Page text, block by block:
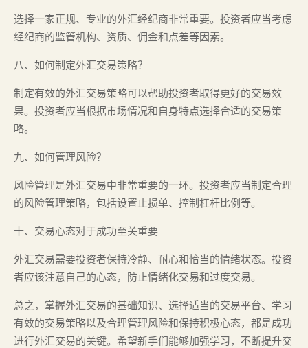
选择一家正规、专业的外汇经纪商非常重要。投资者应当考虑
经纪商的监管机构、资质、佣金和点差等因素。
八、如何制定外汇交易策略？
制定有效的外汇交易策略可以帮助投资者取得更好的交易效
果。投资者应当根据市场情况和自身特点选择合适的交易策
略。
九、如何管理风险？
风险管理是外汇交易中非常重要的一环。投资者应当制定合理
的风险管理策略，包括设置止损单、控制杠杆比例等。
十、交易心态对于成功至关重要
外汇交易需要投资者保持冷静、耐心和恰当的情绪状态。投资
者应该注意自己的心态，防止情绪化交易和过度交易。
总之，掌握外汇交易的基础知识、选择适当的交易平台、学习
有效的交易策略以及合理管理风险和保持积极心态，都是成功
进行外汇交易的关键。希望新手们能够加强学习，不断提升交